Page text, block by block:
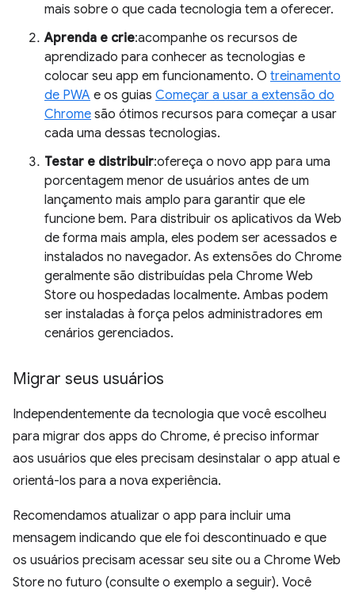
mais sobre o que cada tecnologia tem a oferecer.
Aprenda e crie:acompanhe os recursos de
aprendizado para conhecer as tecnologias e
colocar seu app em funcionamento. O treinamento
de PWA e os guias Começar a usar a extensão do
Chrome são ótimos recursos para começar a usar
cada uma dessas tecnologias.
Testar e distribuir:ofereça o novo app para uma
porcentagem menor de usuários antes de um
lançamento mais amplo para garantir que ele
funcione bem. Para distribuir os aplicativos da Web
de forma mais ampla, eles podem ser acessados e
instalados no navegador. As extensões do Chrome
geralmente são distribuídas pela Chrome Web
Store ou hospedadas localmente. Ambas podem
ser instaladas à força pelos administradores em
cenários gerenciados.
Migrar seus usuários
Independentemente da tecnologia que você escolheu
para migrar dos apps do Chrome, é preciso informar
aos usuários que eles precisam desinstalar o app atual e
orientá-los para a nova experiência.
Recomendamos atualizar o app para incluir uma
mensagem indicando que ele foi descontinuado e que
os usuários precisam acessar seu site ou a Chrome Web
Store no futuro (consulte o exemplo a seguir). Você